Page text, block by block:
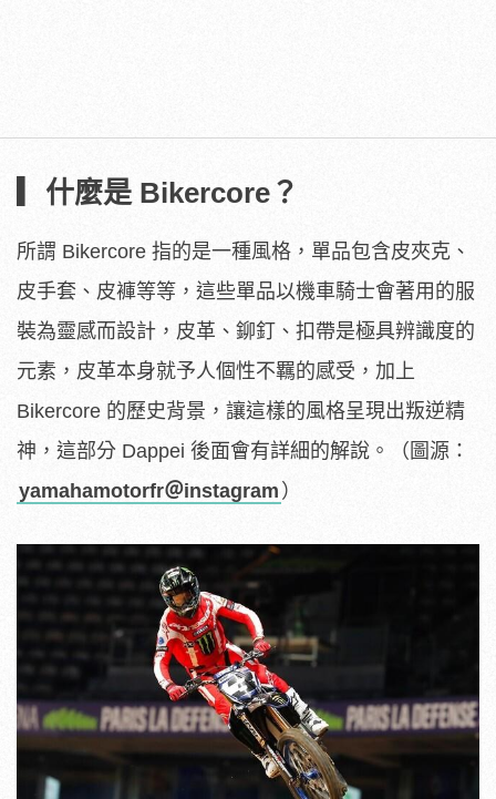
▎什麼是 Bikercore？
所謂 Bikercore 指的是一種風格，單品包含皮夾克、
皮手套、皮褲等等，這些單品以機車騎士會著用的服
裝為靈感而設計，皮革、鉚釘、扣帶是極具辨識度的
元素，皮革本身就予人個性不羈的感受，加上
Bikercore 的歷史背景，讓這樣的風格呈現出叛逆精
神，這部分 Dappei 後面會有詳細的解說。（圖源：
yamahamotorfr＠instagram ）